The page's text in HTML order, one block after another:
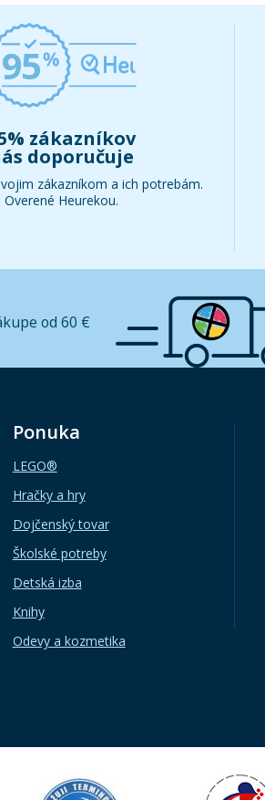
95
zákazníkov
doporučuje
zákazníkom a ich potrebám.
Overené Heurekou.
od 60 €
Ponuka
LEGO®
Hračky a hry
Dojčenský tovar
Školské potreby
Detská izba
Knihy
Odevy a kozmetika